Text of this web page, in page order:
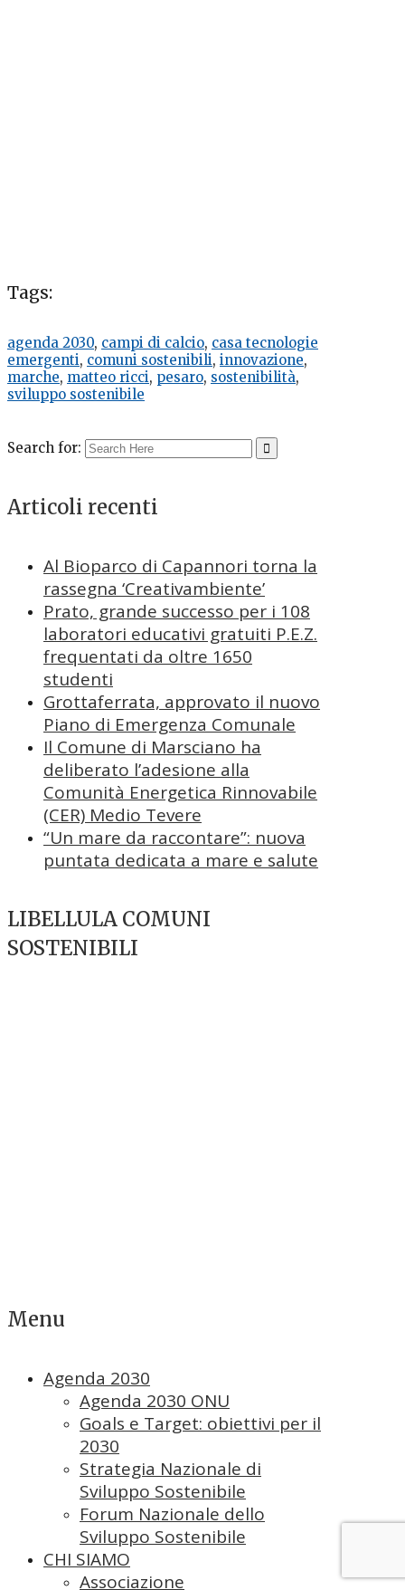
Tags:
agenda 2030, campi di calcio, casa tecnologie
emergenti, comuni sostenibili, innovazione,
marche, matteo ricci, pesaro, sostenibilità,
sviluppo sostenibile
Search for:
Articoli recenti
Al Bioparco di Capannori torna la
rassegna ‘Creativambiente’
Prato, grande successo per i 108
laboratori educativi gratuiti P.E.Z.
frequentati da oltre 1650
studenti
Grottaferrata, approvato il nuovo
Piano di Emergenza Comunale
Il Comune di Marsciano ha
deliberato l’adesione alla
Comunità Energetica Rinnovabile
(CER) Medio Tevere
“Un mare da raccontare”: nuova
puntata dedicata a mare e salute
LIBELLULA COMUNI
SOSTENIBILI
Menu
Agenda 2030
Agenda 2030 ONU
Goals e Target: obiettivi per il
2030
Strategia Nazionale di
Sviluppo Sostenibile
Forum Nazionale dello
Sviluppo Sostenibile
CHI SIAMO
Associazione